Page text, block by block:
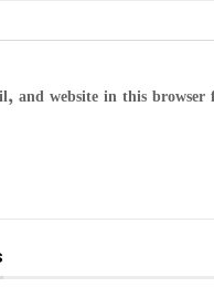
and website in this